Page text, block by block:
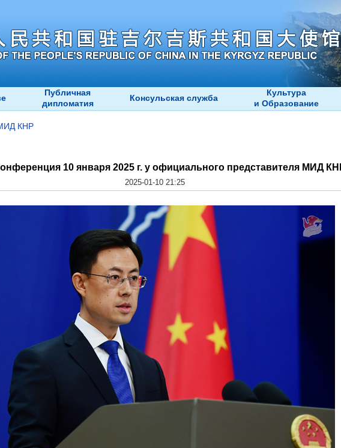
Публичная
дипломатия
Консульская служба
Культура
и Образование
КНР
10 января 2025 г. у официального представителя МИД
2025-01-10 21:25